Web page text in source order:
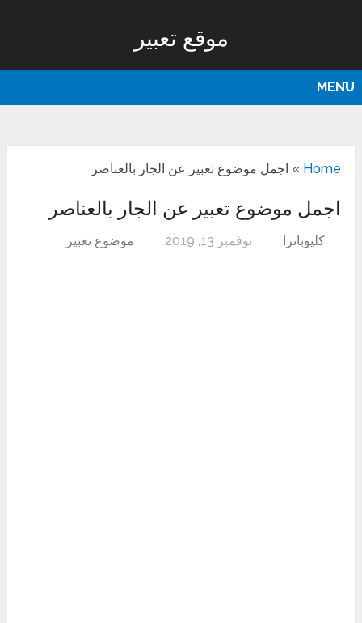
موقع تعبير
MENU
Home
» اجمل موضوع تعبير عن الجار بالعناصر
اجمل موضوع تعبير عن الجار بالعناصر
كليوباترا نوفمبر 13, 2019 موضوع تعبير